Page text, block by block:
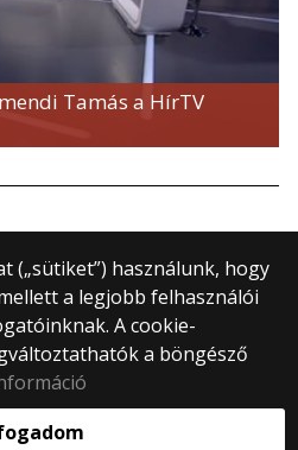
Tamás a HírTV
(„sütiket”) használunk, hogy
a legjobb felhasználói
A cookie-
a böngésző
Tudományegyetem
fenntartva.
Egyetem tér 1–3.
+36 1 411 6500